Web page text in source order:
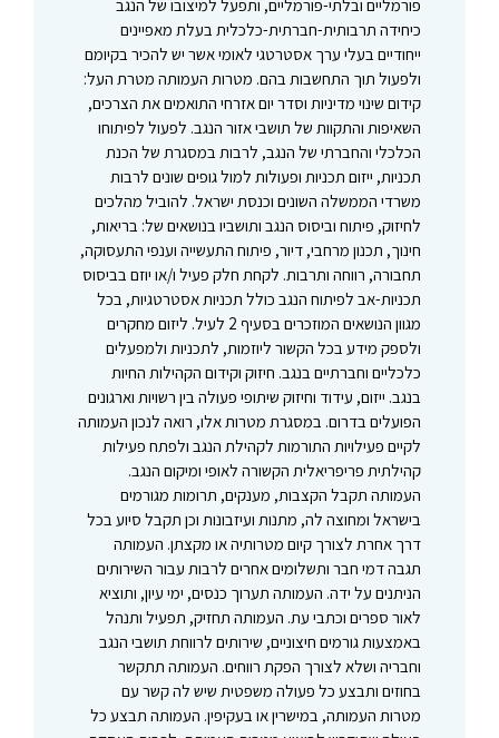
פורמליים ובלתי-פורמליים, ותפעל למיצובו של הנגב
כיחידה תרבותית-חברתית-כלכלית בעלת מאפיינים
ייחודיים בעלי ערך אסטרטגי לאומי אשר יש להכיר בקיומם
ולפעול תוך התחשבות בהם. מטרות העמותה מטרת העל:
קידום שינוי מדיניות וסדר יום אזרחי התואמים את הצרכים,
השאיפות והתקוות של תושבי אזור הנגב. לפעול לפיתוחו
הכלכלי והחברתי של הנגב, לרבות במסגרת של הכנת
תכניות, ייזום תכניות ופעולות למול גופים שונים לרבות
משרדי הממשלה השונים וכנסת ישראל. להוביל מהלכים
לחיזוק, פיתוח וביסוס הנגב ותושביו בנושאים של: בריאות,
חינוך, תכנון מרחבי, דיור, פיתוח התעשייה וענפי התעסוקה,
תחבורה, רווחה ותרבות. לקחת חלק פעיל ו/או יוזם בביסוס
תכניות-אב לפיתוח הנגב כולל תכניות אסטרטגיות, בכל
מגוון הנושאים המוזכרים בסעיף 2 לעיל. ליזום מחקרים
ולספק מידע בכל הקשור ליוזמות, לתכניות ולמפעלים
כלכליים וחברתיים בנגב. חיזוק וקידום הקהילות החיות
בנגב. ייזום, עידוד וחיזוק שיתופי פעולה בין רשויות וארגונים
הפועלים בדרום. במסגרת מטרות אלו, רואה לנכון העמותה
לקיים פעילויות התורמות לקהילת הנגב ולפתח פעילות
קהילתית פריפריאלית הקשורה לאופי ומיקום הנגב.
העמותה תקבל הקצבות, מענקים, תרומות מגורמים
בישראל ומחוצה לה, מתנות ועיזבונות וכן תקבל סיוע בכל
דרך אחרת לצורך קיום מטרותיה או מקצתן. העמותה
תגבה דמי חבר ותשלומים אחרים לרבות עבור השירותים
הניתנים על ידה. העמותה תערוך כנסים, ימי עיון, ותוציא
לאור ספרים וכתבי עת. העמותה תחזיק, תפעיל ותנהל
באמצעות גורמים חיצוניים, שירותים לרווחת תושבי הנגב
וחבריה ושלא לצורך הפקת רווחים. העמותה תתקשר
בחוזים ותבצע כל פעולה משפטית שיש לה קשר עם
מטרות העמותה, במישרין או בעקיפין. העמותה תבצע כל